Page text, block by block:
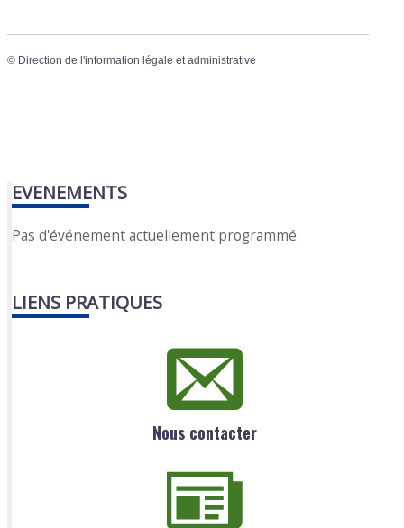
© Direction de l'information légale et administrative
EVENEMENTS
Pas d'événement actuellement programmé.
LIENS PRATIQUES
Nous contacter